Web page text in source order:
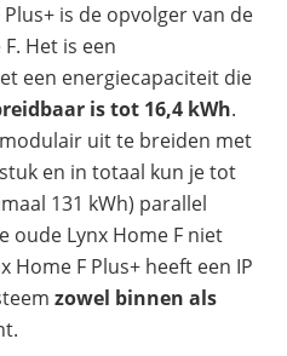
is de opvolger van de
Het is een
een energiecapaciteit die
is tot 16,4 kWh.
uit te breiden met
en in totaal kun je tot
131 kWh) parallel
oude Lynx Home F niet
Home F Plus+ heeft een IP
zowel binnen als